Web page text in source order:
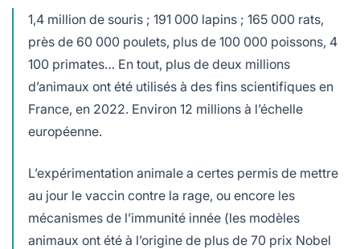
Freepik
1,4 million de souris ; 191 000 lapins ; 165 000 rats,
près de 60 000 poulets, plus de 100 000 poissons, 4
100 primates… En tout, plus de deux millions
d’animaux ont été utilisés à des fins scientifiques en
France, en 2022. Environ 12 millions à l’échelle
européenne.
L’expérimentation animale a certes permis de mettre
au jour le vaccin contre la rage, ou encore les
mécanismes de l’immunité innée (les modèles
animaux ont été à l’origine de plus de 70 prix Nobel